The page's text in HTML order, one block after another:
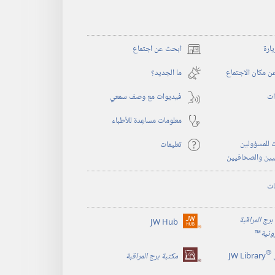
ابحث عن اجتماع (يفتح
نافذة
جديدة)
مكان الاجتماع
ما الجديد؟‏
فيديوات مع وصف سمعي
معلومات مساعِدة للأطباء
للمسؤولين
والصحافيين
تعليمات
المراقبة
™
JW Hub (يفتح
جديدة)
®
JW Library مكتبة برج المراقبة